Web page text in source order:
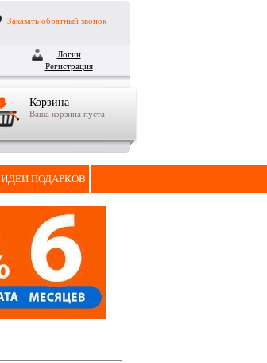
Заказать обратный звонок
Логин
Регистрация
Корзина
Ваша корзина пуста
ИДЕИ ПОДАРКОВ